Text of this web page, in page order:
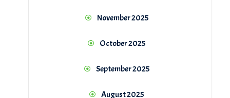
November 2025
October 2025
September 2025
August 2025